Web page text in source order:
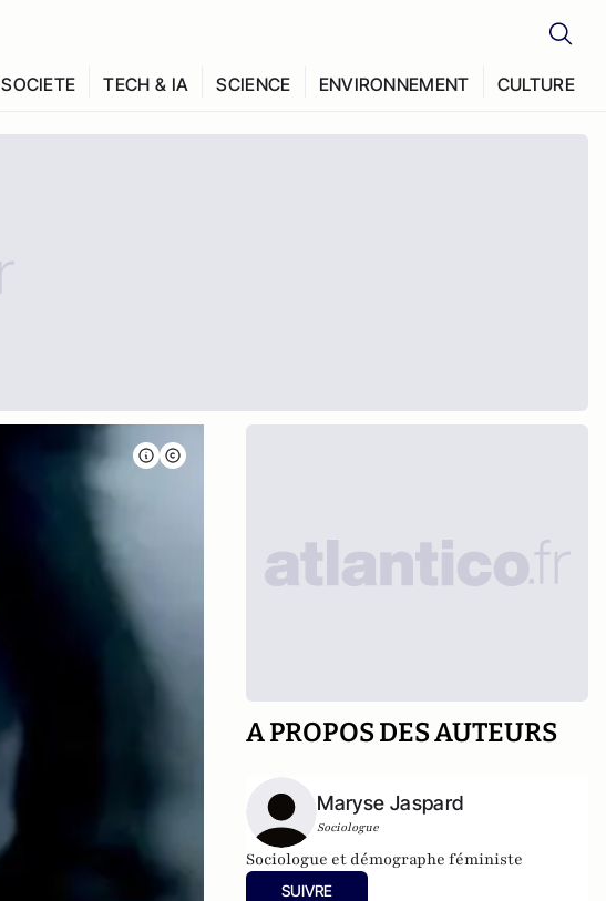
SOCIETE TECH & IA SCIENCE ENVIRONNEMENT CULTURE
A PROPOS DES AUTEURS
Maryse Jaspard
Sociologue
Sociologue et démographe féministe
SUIVRE